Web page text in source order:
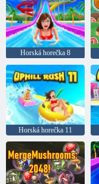
Horská horečka 8
Horská horečka 11